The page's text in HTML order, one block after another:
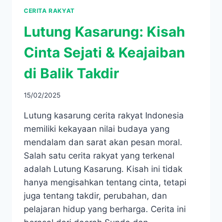
CERITA RAKYAT
Lutung Kasarung: Kisah
Cinta Sejati & Keajaiban
di Balik Takdir
15/02/2025
Lutung kasarung cerita rakyat Indonesia
memiliki kekayaan nilai budaya yang
mendalam dan sarat akan pesan moral.
Salah satu cerita rakyat yang terkenal
adalah Lutung Kasarung. Kisah ini tidak
hanya mengisahkan tentang cinta, tetapi
juga tentang takdir, perubahan, dan
pelajaran hidup yang berharga. Cerita ini